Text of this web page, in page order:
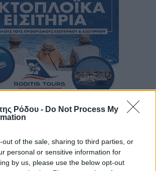
Ρόδου - Do Not Process My
out of the sale, sharing to third parties, or
personal or sensitive information for
by us, please use the below opt-out